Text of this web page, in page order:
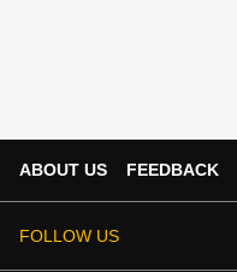
ABOUT US FEEDBACK
FOLLOW US